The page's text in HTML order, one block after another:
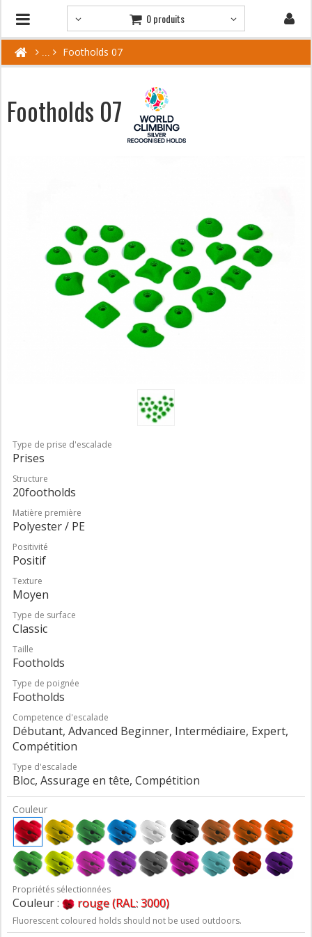
0 produits
Footholds 07
Footholds 07
Type de prise d'escalade
Prises
Structure
20footholds
Matière première
Polyester / PE
Positivité
Positif
Texture
Moyen
Type de surface
Classic
Taille
Footholds
Type de poignée
Footholds
Competence d'escalade
Débutant, Advanced Beginner, Intermédiaire, Expert,
Compétition
Type d'escalade
Bloc, Assurage en tête, Compétition
Couleur
Propriétés sélectionnées
Couleur : rouge (RAL: 3000)
Fluorescent coloured holds should not be used outdoors.